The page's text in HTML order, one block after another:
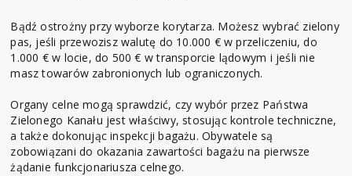
Bądź ostrożny przy wyborze korytarza. Możesz wybrać zielony
pas, jeśli przewozisz walutę do 10.000 € w przeliczeniu, do
1.000 € w locie, do 500 € w transporcie lądowym i jeśli nie
masz towarów zabronionych lub ograniczonych.
Organy celne mogą sprawdzić, czy wybór przez Państwa
Zielonego Kanału jest właściwy, stosując kontrole techniczne,
a także dokonując inspekcji bagażu. Obywatele są
zobowiązani do okazania zawartości bagażu na pierwsze
żądanie funkcjonariusza celnego.